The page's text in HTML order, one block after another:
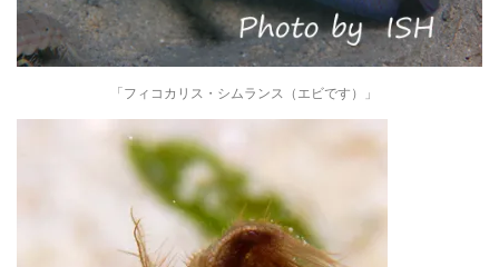
「フィコカリス・シムランス（エビです）」